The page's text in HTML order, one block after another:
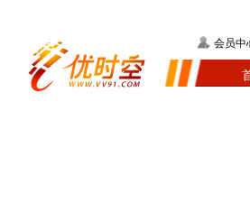
会员中